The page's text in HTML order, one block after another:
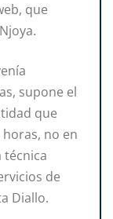
que
supone el
que
no en
técnica
de
Diallo.